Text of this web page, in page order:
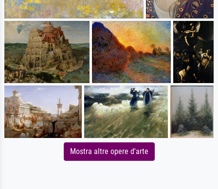
Mostra altre opere d'arte